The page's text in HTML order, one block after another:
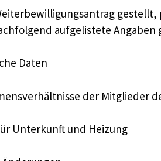
aufgelistete
Daten
der Mitglieder
Unterkunft und Heizung